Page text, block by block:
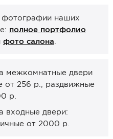
фотографии наших
полное портфолио
фото салона
межкомнатные двери
от 256 р., раздвижные
р.
входные двери:
от 2000 р.